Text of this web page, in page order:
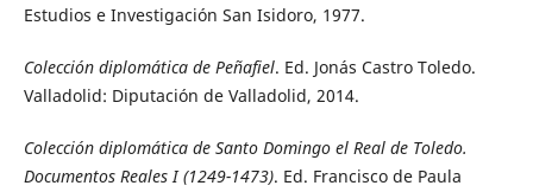
Estudios e Investigación San Isidoro, 1977.
Colección diplomática de Peñafiel. Ed. Jonás Castro Toledo.
Valladolid: Diputación de Valladolid, 2014.
Colección diplomática de Santo Domingo el Real de Toledo.
Documentos Reales I (1249-1473). Ed. Francisco de Paula